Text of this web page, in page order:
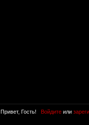
Привет, Гость! Войдитеили